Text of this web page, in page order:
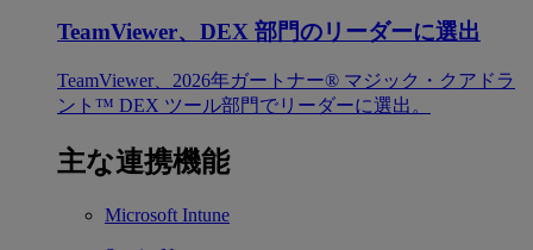
TeamViewer、DEX 部門のリーダーに選出
TeamViewer、2026年ガートナー® マジック・クアドラ
ント™ DEX ツール部門でリーダーに選出。
主な連携機能
Microsoft Intune